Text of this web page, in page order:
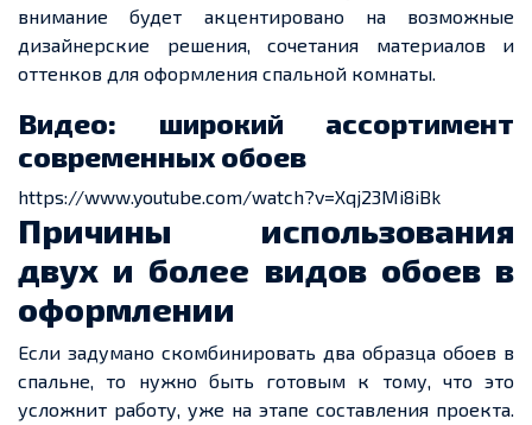
внимание будет акцентировано на возможные
дизайнерские решения, сочетания материалов и
оттенков для оформления спальной комнаты.
Видео: широкий ассортимент
современных обоев
https://www.youtube.com/watch?v=Xqj23Mi8iBk
Причины использования
двух и более видов обоев в
оформлении
Если задумано скомбинировать два образца обоев в
спальне, то нужно быть готовым к тому, что это
усложнит работу, уже на этапе составления проекта.